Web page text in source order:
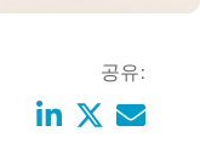
공유: